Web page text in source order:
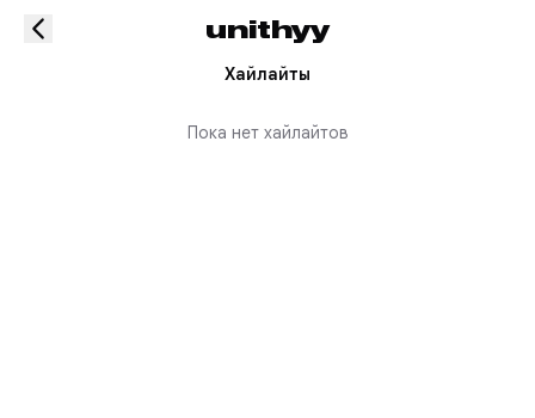
unithyy
Хайлайты
Пока нет хайлайтов